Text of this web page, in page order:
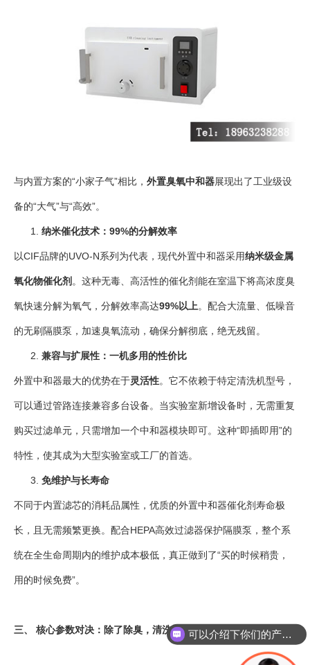
与内置方案的“小家子气”相比， 外置臭氧中和器展现出了工业级设
备的“大气”与“高效”。
纳米催化技术：99%的分解效率
以CIF品牌的UVO-N系列为代表，现代外置中和器采用纳米级金属
氧化物催化剂 。这种无毒、高活性的催化剂能在室温下将高浓度臭
氧快速分解为氧气，分解效率高达99%以上。配合大流量、低噪音
的无刷隔膜泵，加速臭氧流动，确保分解彻底，绝无残留。
兼容与扩展性：一机多用的性价比
外置中和器最大的优势在于灵活性。它不依赖于特定清洗机型号，
可以通过管路连接兼容多台设备。当实验室新增设备时，无需重复
购买过滤单元，只需增加一个中和器模块即可。这种“即插即用”的
特性，使其成为大型实验室或工厂的首选。
免维护与长寿命
不同于内置滤芯的消耗品属性，优质的外置中和器催化剂寿命极
长，且无需频繁更换。配合HEPA高效过滤器保护隔膜泵，整个系
统在全生命周期内的维护成本极低，真正做到了“买的时候稍贵，
用的时候免费”。
三、 核心参数对决：除了除臭，清洗效果谁更强？ 可以介绍下你们的产品么